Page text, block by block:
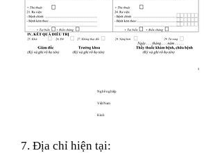
Nghề nghiệp
Việt Nam
Kinh
7. Địa chỉ hiện tại: